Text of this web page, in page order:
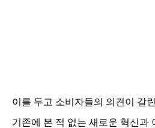
이를 두고 소비자들의 의견이 갈
기존에 본 적 없는 새로운 혁신과